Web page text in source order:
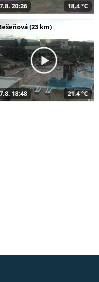
7.8. 20:26 18,4 °C
(23 km)
7.8. 18:48 21,4 °C